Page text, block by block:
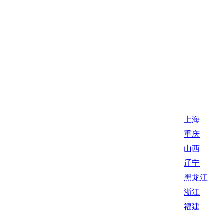
上海
重庆
山西
辽宁
黑龙江
浙江
福建